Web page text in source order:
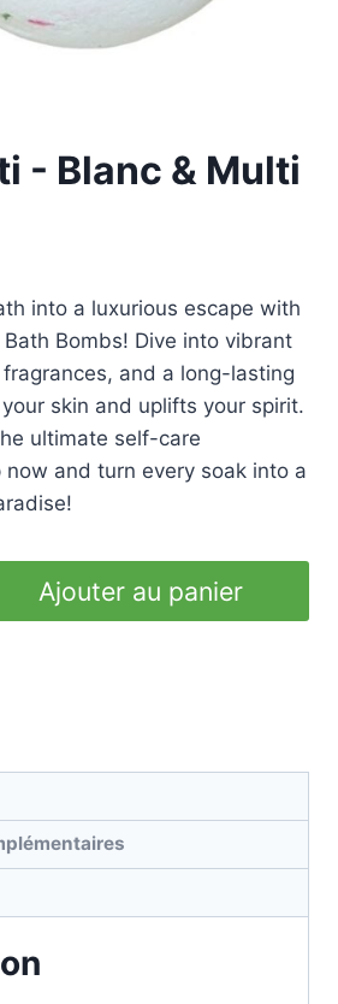
- Blanc & Multi
into a luxurious escape with
Bath Bombs! Dive into vibrant
and a long-lasting
skin and uplifts your spirit.
ultimate self-care
and turn every soak into a
Ajouter au panier